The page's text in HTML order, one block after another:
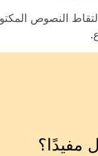
النصوص
مفيدًا؟